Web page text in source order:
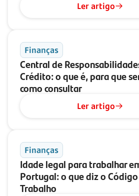
Ler artigo
Finanças
Central de
Crédito: o que é, para que
como consultar
Ler artigo
Finanças
Idade legal para trabalhar
Portugal: o que diz o
Trabalho